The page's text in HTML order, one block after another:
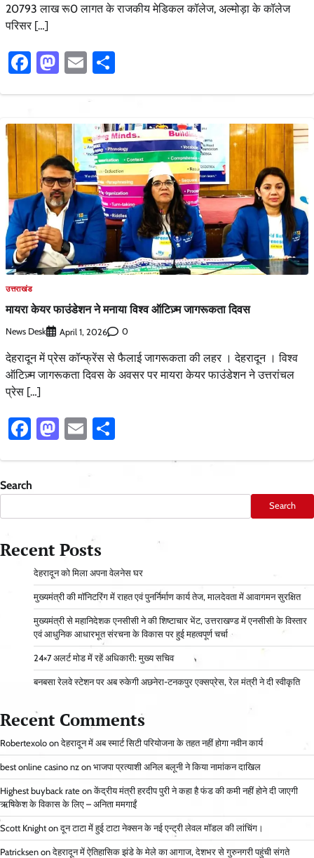
20793 लाख रू0 लागत के राजकीय मेडिकल कॉलेज, अल्मोड़ा के कॉलेज
परिसर […]
Facebook
Mastodon
Email
उत्तराखंड
मायरा केयर फाउंडेशन ने मनाया विश्व ऑटिज़्म जागरूकता दिवस
News Desk April 1, 2026 0
देहरादून में प्रेस कॉन्फ्रेंस से फैलाई जागरूकता की लहर । देहरादून । विश्व
ऑटिज़्म जागरूकता दिवस के अवसर पर मायरा केयर फाउंडेशन ने उत्तरांचल
प्रेस […]
Facebook
Mastodon
Email
Search
Search
Recent Posts
देहरादून को मिला अपना वेलनेस घर
मुख्यमंत्री की मॉनिटरिंग में राहत एवं पुनर्निर्माण कार्य तेज, मालदेवता में आवागमन सुरक्षित
मुख्यमंत्री से महानिदेशक एनसीसी ने की शिष्टाचार भेंट, उत्तराखण्ड में एनसीसी के विस्तार
एवं आधुनिक आधारभूत संरचना के विकास पर हुई महत्वपूर्ण चर्चा
24×7 अलर्ट मोड में रहें अधिकारी: मुख्य सचिव
बनबसा रेलवे स्टेशन पर अब रुकेगी अछनेरा-टनकपुर एक्सप्रेस, रेल मंत्री ने दी स्वीकृति
Recent Comments
Robertexolo onदेहरादून में अब स्मार्ट सिटी परियोजना के तहत नहीं होगा नवीन कार्य
best online casino nz on भाजपा प्रत्याशी अनिल बलूनी ने किया नामांकन दाखिल
Highest buyback rate onकेंद्रीय मंत्री हरदीप पुरी ने कहा है फंड की कमी नहीं होने दी जाएगी
ऋषिकेश के विकास के लिए – अनिता ममगाईं
Scott Knight onदून टाटा में हुई टाटा नेक्सन के नई एन्ट्री लेवल मॉडल की लांचिंग।
Patricksen onदेहरादून में ऐतिहासिक झंडे के मेले का आगाज, देशभर से गुरुनगरी पहुंची संगते